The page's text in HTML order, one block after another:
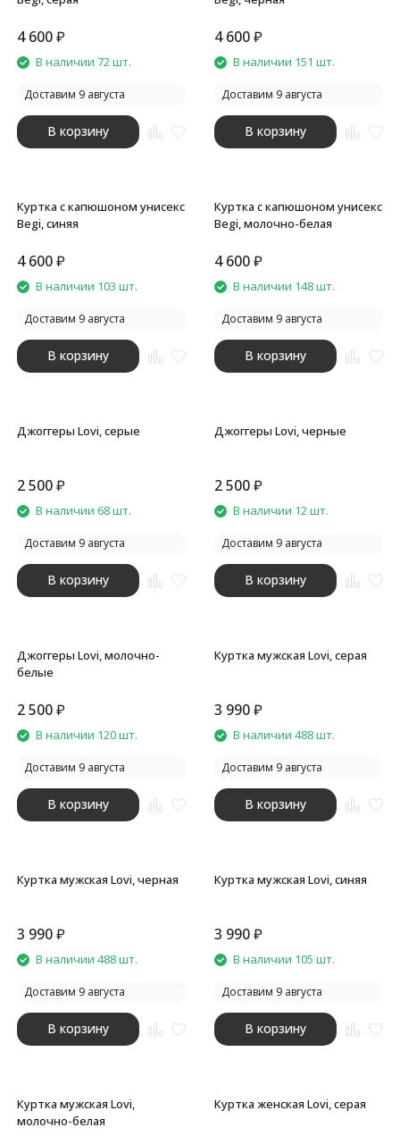
4 600₽
В наличии 72 шт.
Доставим 9 августа
В корзину
4 600₽
В наличии 151 шт.
Доставим 9 августа
В корзину
Куртка с капюшоном унисекс
Begi, синяя
4 600₽
В наличии 103 шт.
Доставим 9 августа
В корзину
Куртка с капюшоном унисекс
Begi, молочно-белая
4 600₽
В наличии 148 шт.
Доставим 9 августа
В корзину
Джоггеры Lovi, серые
2 500₽
В наличии 68 шт.
Доставим 9 августа
В корзину
Джоггеры Lovi, черные
2 500₽
В наличии 12 шт.
Доставим 9 августа
В корзину
Джоггеры Lovi, молочно-
белые
2 500₽
В наличии 120 шт.
Доставим 9 августа
В корзину
Куртка мужская Lovi, серая
3 990₽
В наличии 488 шт.
Доставим 9 августа
В корзину
Куртка мужская Lovi, черная
3 990₽
В наличии 488 шт.
Доставим 9 августа
В корзину
Куртка мужская Lovi, синяя
3 990₽
В наличии 105 шт.
Доставим 9 августа
В корзину
Куртка мужская Lovi,
молочно-белая
Куртка женская Lovi, серая